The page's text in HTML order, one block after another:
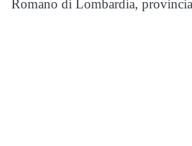
Romano di Lombardia,